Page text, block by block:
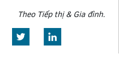
Theo Tiếp thị & Gia đình.